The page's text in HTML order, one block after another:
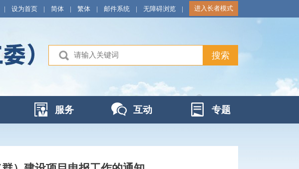
| 设为首页 | 简体 | 繁体 | 邮件系统 | 无障碍浏览 | 进入长者模式
服务 互动 专题